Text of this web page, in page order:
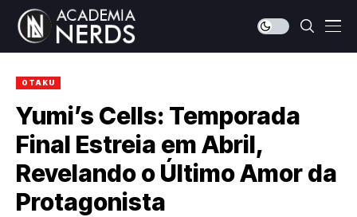
OTAKU
Yumi’s Cells: Temporada
Final Estreia em Abril,
Revelando o Último Amor da
Protagonista